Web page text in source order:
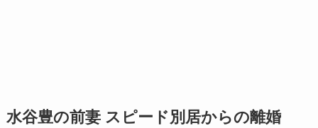
水谷豊の前妻 スピード別居からの離婚